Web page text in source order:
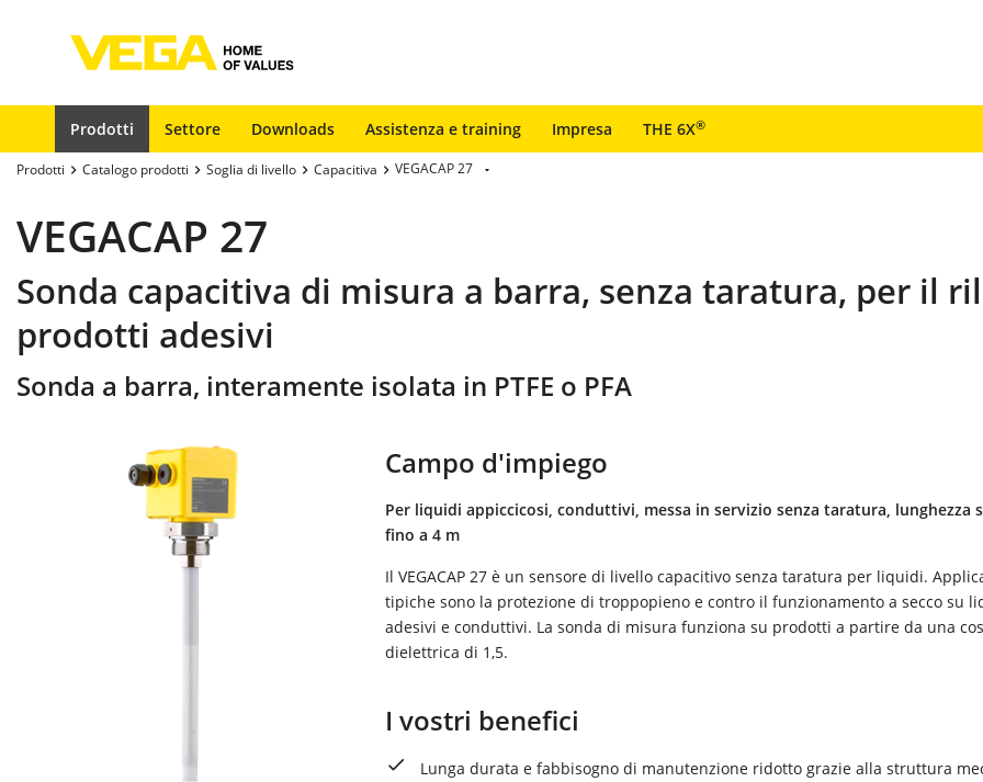
Prodotti Settore Downloads Assistenza e training Impresa THE 6X®
Prodotti Catalogo prodotti Soglia di livello Capacitiva VEGACAP 27
VEGACAP 27
Sonda capacitiva di misura a barra, senza taratura, per il
prodotti adesivi
Sonda a barra, interamente isolata in PTFE o PFA
Campo d'impiego
Per liquidi appiccicosi, conduttivi, messa in servizio senza taratura, lunghezza
fino a 4 m
Il VEGACAP 27 è un sensore di livello capacitivo senza taratura per liquidi.
tipiche sono la protezione di troppopieno e contro il funzionamento a secco su
adesivi e conduttivi. La sonda di misura funziona su prodotti a partire da una
dielettrica di 1,5.
I vostri benefici
Lunga durata e fabbisogno di manutenzione ridotto grazie alla struttura